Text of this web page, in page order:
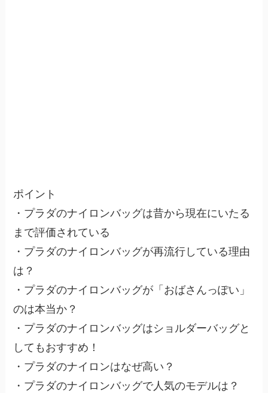
ポイント
・プラダのナイロンバッグは昔から現在にいたる
まで評価されている
・プラダのナイロンバッグが再流行している理由
は？
・プラダのナイロンバッグが「おばさんっぽい」
のは本当か？
・プラダのナイロンバッグはショルダーバッグと
してもおすすめ！
・プラダのナイロンはなぜ高い？
・プラダのナイロンバッグで人気のモデルは？